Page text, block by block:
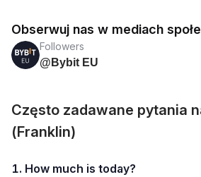
Obserwuj nas w mediach
Followers
@Bybit EU
Często zadawane pytania
(Franklin)
1. How much is today?